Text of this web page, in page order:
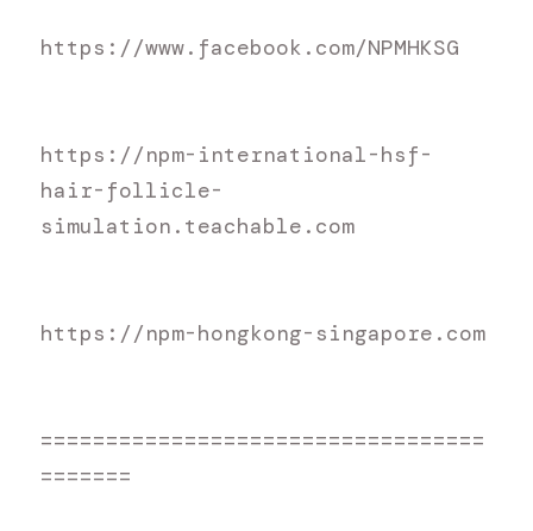
https://www.facebook.com/NPMHKSG
https://npm-international-hsf-
hair-follicle-
simulation.teachable.com
https://npm-hongkong-singapore.com
==================================
=======